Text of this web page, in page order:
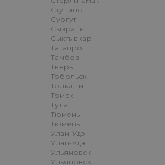
Ступино
Сургут
Сызрань
Сыктывкар
Таганрог
Тамбов
Тверь
Тобольск
Тольятти
Томск
Тула
Тюмень
Тюмень.
Улан-Удэ
Улан-Удэ..
Ульяновск
Ульяновск.